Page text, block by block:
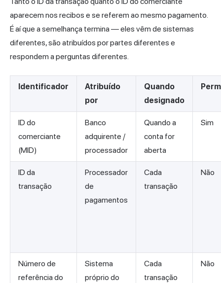
aparecem nos recibos e se referem ao mesmo pagamento.
É aí que a semelhança termina — eles vêm de sistemas
diferentes, são atribuídos por partes diferentes e
respondem a perguntas diferentes.
Identificador
Atribuído
por
Quando
designado
ID do
comerciante
(MID)
Banco
adquirente /
processador
Quando a
conta for
aberta
Sim
ID da
transação
Processador
de
pagamentos
Cada
transação
Não
Número de
referência do
Sistema
próprio do
Cada
transação
Não